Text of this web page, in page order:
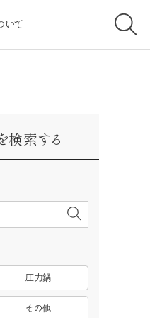
いて
検索する
圧力鍋
その他